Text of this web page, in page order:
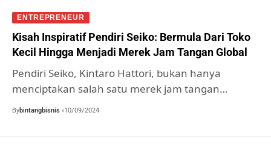
ENTREPRENEUR
Kisah Inspiratif Pendiri Seiko: Bermula Dari Toko
Kecil Hingga Menjadi Merek Jam Tangan Global
Pendiri Seiko, Kintaro Hattori, bukan hanya
menciptakan salah satu merek jam tangan…
Bybintangbisnis 10/09/2024